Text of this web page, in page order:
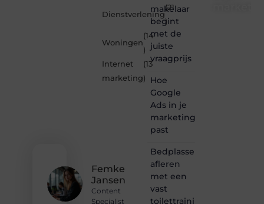
Femke
Jansen
Content
Specialist
Dienstverlening
(21
)
Woningen
(14
)
Internet
marketing
(13
)
makelaar
begint
met de
juiste
vraagprijs
Hoe
Google
Ads in je
marketingmix
past
Bedplassen
afleren
met een
vast
toilettrainingschema